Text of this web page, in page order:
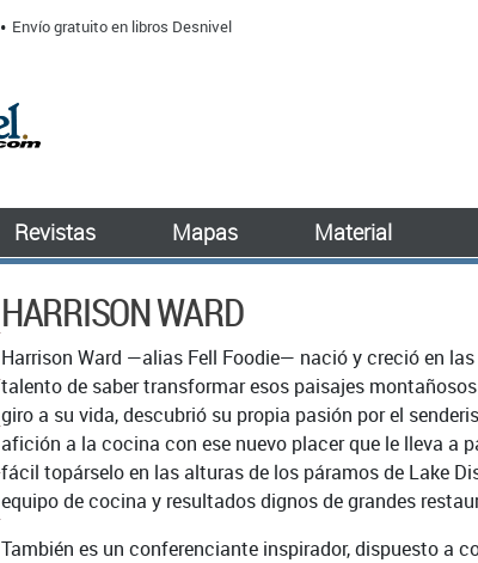
Envío gratuito en libros Desnivel
Revistas Mapas Material
HARRISON WARD
Harrison Ward —alias Fell Foodie— nació y creció en
talento de saber transformar esos paisajes
giro a su vida, descubrió su propia pasión por el
afición a la cocina con ese nuevo placer que le lleva a
fácil topárselo en las alturas de los páramos de Lake
equipo de cocina y resultados dignos de grandes
También es un conferenciante inspirador, dispuesto a